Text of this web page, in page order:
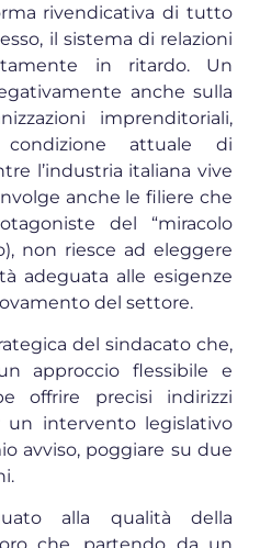
rivendicativa di tutto
il sistema di relazioni
in ritardo. Un
anche sulla
imprenditoriali,
attuale di
l’industria italiana vive
anche le filiere che
del “miracolo
non riesce ad eleggere
adeguata alle esigenze
del settore.
del sindacato che,
approccio flessibile e
offrire precisi indirizzi
un intervento legislativo
avviso, poggiare su due
alla qualità della